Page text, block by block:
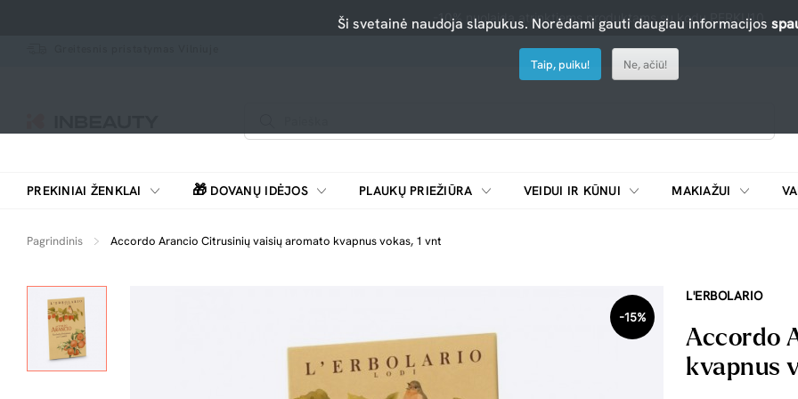
-10% nuolaida atrinktiems produktams su kodu PERKU10
PREKINIAI ŽENKLAI 🎁 DOVANŲ IDĖJOS PLAUKŲ PRIEŽIŪRA VEIDUI IR KŪNUI MAKIAŽUI
Pagrindinis Accordo Arancio Citrusinių vaisių aromato kvapnus vokas, 1 vnt
-15%
L'ERBOLARIO
Accordo
kvapnus
Ši svetainė naudoja slapukus. Norėdami gauti daugiau informacijos
Taip, puiku! Ne, ačiū!